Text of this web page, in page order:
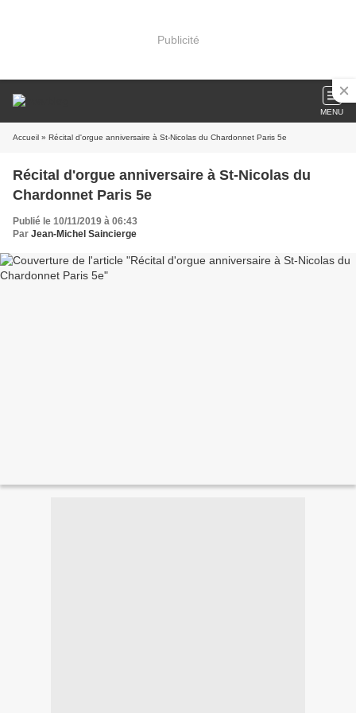
Publicité
MENU
Accueil » Récital d'orgue anniversaire à St-Nicolas du Chardonnet Paris 5e
Récital d'orgue anniversaire à St-Nicolas du
Chardonnet Paris 5e
Publié le 10/11/2019 à 06:43
Par Jean-Michel Saincierge